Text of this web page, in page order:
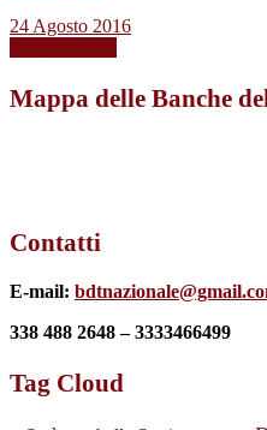
24 Agosto 2016
Mappa delle Banche
Contatti
E-mail:
338 488 2648 – 3333466499
Tag Cloud